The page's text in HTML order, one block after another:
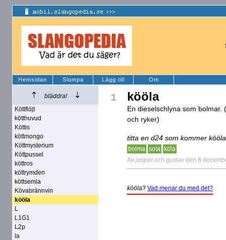
Hemsidan Slumpa Lägg till Om
bläddra!
Köttflöjt
kötthuvud
Köttis
köttmongo
Köttmysterium
Köttpussel
köttros
köttrymden
köttsemla
Kövabrännvin
kööla
L
L1G1
L2p
la
1 kööla
En dieselschlyna som
och ryker)
titta en d24 som kommer
bolma sota
köla
Av jesper och gustav den 8
kööla? Vad menar du med det?